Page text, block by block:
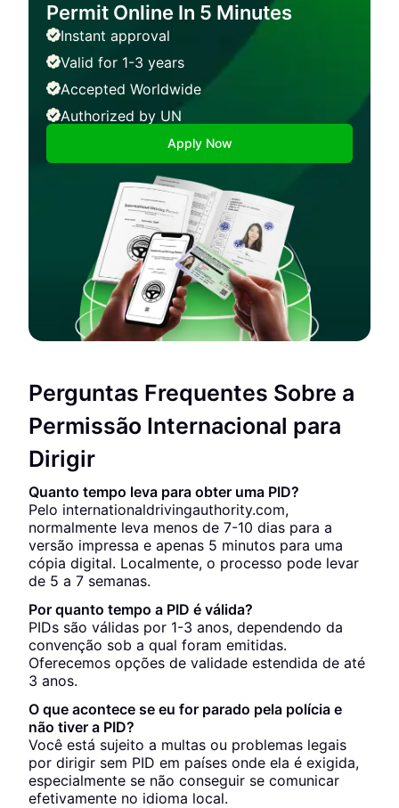
Permit Online In 5 Minutes
Instant approval
Valid for 1-3 years
Accepted Worldwide
Authorized by UN
Apply Now
Perguntas Frequentes Sobre a
Permissão Internacional para
Dirigir
Quanto tempo leva para obter uma PID?
Pelo internationaldrivingauthority.com,
normalmente leva menos de 7-10 dias para a
versão impressa e apenas 5 minutos para uma
cópia digital. Localmente, o processo pode levar
de 5 a 7 semanas.
Por quanto tempo a PID é válida?
PIDs são válidas por 1-3 anos, dependendo da
convenção sob a qual foram emitidas.
Oferecemos opções de validade estendida de até
3 anos.
O que acontece se eu for parado pela polícia e
não tiver a PID?
Você está sujeito a multas ou problemas legais
por dirigir sem PID em países onde ela é exigida,
especialmente se não conseguir se comunicar
efetivamente no idioma local.